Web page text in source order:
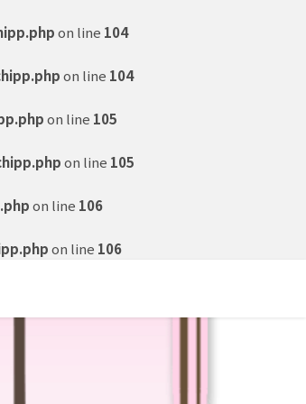
on line 104
on line 104
on line 105
on line 105
on line 106
on line 106